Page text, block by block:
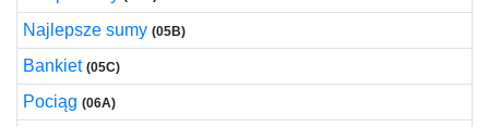
Najlepsze sumy (05B)
Bankiet (05C)
Pociąg (06A)